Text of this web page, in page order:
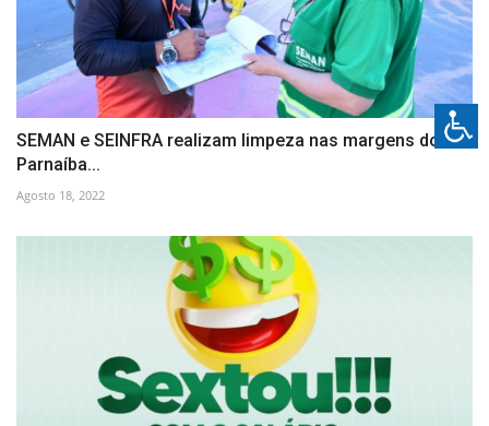
SEMAN e SEINFRA realizam limpeza nas margens do Rio
Parnaíba...
Agosto 18, 2022